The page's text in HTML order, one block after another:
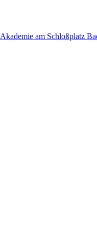
Akademie am Schloßplatz